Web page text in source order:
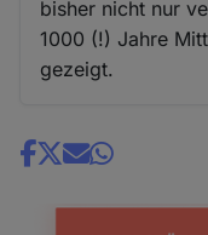
bisher nicht nur
1000 (!) Jahre
gezeigt.
Share
news